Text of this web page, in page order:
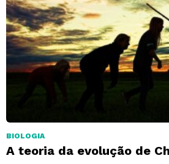
BIOLOGIA
A teoria da evolução de